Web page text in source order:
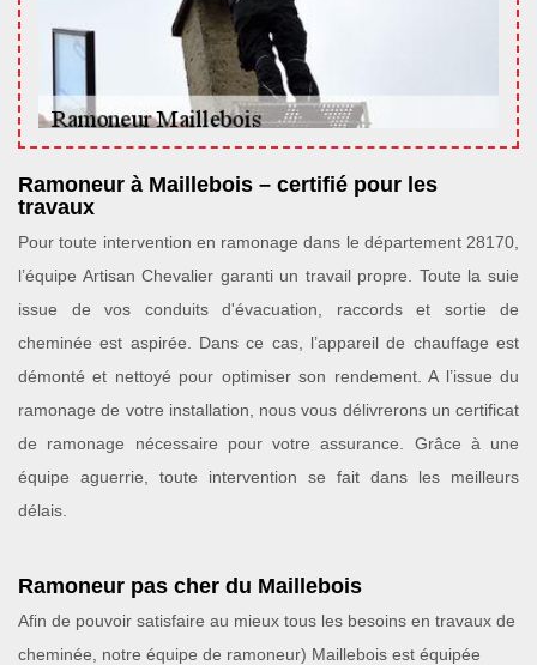
Ramoneur à Maillebois – certifié pour les
travaux
Pour toute intervention en ramonage dans le département 28170,
l’équipe Artisan Chevalier garanti un travail propre. Toute la suie
issue de vos conduits d'évacuation, raccords et sortie de
cheminée est aspirée. Dans ce cas, l’appareil de chauffage est
démonté et nettoyé pour optimiser son rendement. A l’issue du
ramonage de votre installation, nous vous délivrerons un certificat
de ramonage nécessaire pour votre assurance. Grâce à une
équipe aguerrie, toute intervention se fait dans les meilleurs
délais.
Ramoneur pas cher du Maillebois
Afin de pouvoir satisfaire au mieux tous les besoins en travaux de
cheminée, notre équipe de ramoneur) Maillebois est équipée